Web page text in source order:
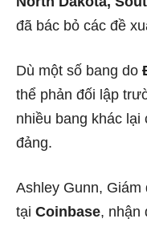
đã bác bỏ các đề
Dù một số bang do
thể phản đối lập
nhiều bang khác
đảng.
Ashley Gunn,
tại Coinbase, nhận